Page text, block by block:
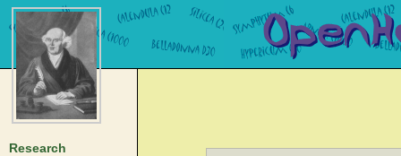
Research